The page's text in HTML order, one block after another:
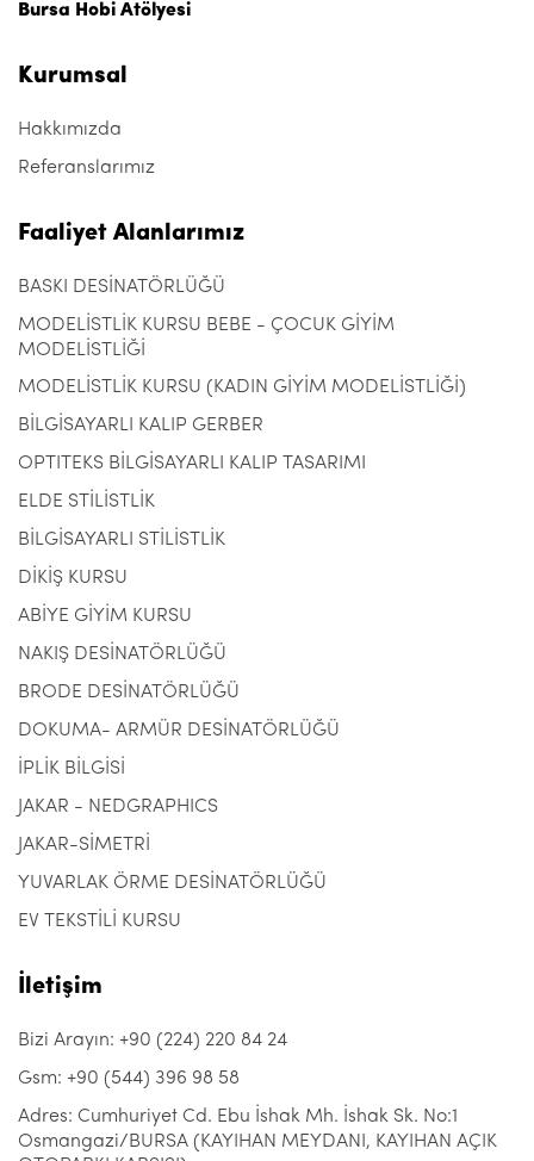
Bursa Hobi Atölyesi
Kurumsal
Hakkımızda
Referanslarımız
Faaliyet Alanlarımız
BASKI DESİNATÖRLÜĞÜ
MODELİSTLİK KURSU BEBE - ÇOCUK GİYİM
MODELİSTLİĞİ
MODELİSTLİK KURSU (KADIN GİYİM MODELİSTLİĞİ)
BİLGİSAYARLI KALIP GERBER
OPTITEKS BİLGİSAYARLI KALIP TASARIMI
ELDE STİLİSTLİK
BİLGİSAYARLI STİLİSTLİK
DİKİŞ KURSU
ABİYE GİYİM KURSU
NAKIŞ DESİNATÖRLÜĞÜ
BRODE DESİNATÖRLÜĞÜ
DOKUMA- ARMÜR DESİNATÖRLÜĞÜ
İPLİK BİLGİSİ
JAKAR - NEDGRAPHICS
JAKAR-SİMETRİ
YUVARLAK ÖRME DESİNATÖRLÜĞÜ
EV TEKSTİLİ KURSU
İletişim
Bizi Arayın: +90 (224) 220 84 24
Gsm: +90 (544) 396 98 58
Adres: Cumhuriyet Cd. Ebu İshak Mh. İshak Sk. No:1
Osmangazi/BURSA (KAYIHAN MEYDANI, KAYIHAN AÇIK